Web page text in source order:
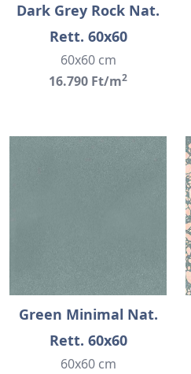
Dark Grey Rock Nat.
Rett. 60x60
60x60 cm
16.790 Ft/m2
Green Minimal Nat.
Rett. 60x60
60x60 cm